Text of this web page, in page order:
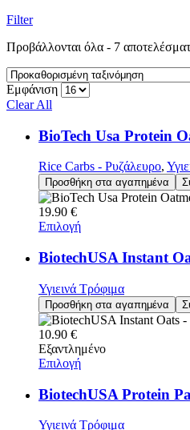
Filter
Προβάλλονται όλα - 7
Εμφάνιση
Clear All
BioTech Usa Protein
Rice Carbs - Ρυζάλευρο,
Προσθήκη στα αγαπημένα
19.90 €
Επιλογή
BiotechUSA Instant
Υγιεινά Τρόφιμα
Προσθήκη στα αγαπημένα
10.90 €
Εξαντλημένο
Επιλογή
BiotechUSA Protein
Υγιεινά Τρόφιμα